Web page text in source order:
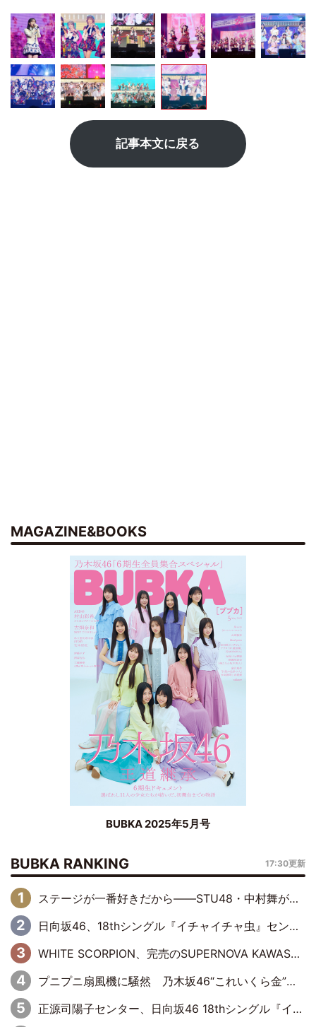
記事本文に戻る
MAGAZINE&BOOKS
BUBKA 2025年5月号
BUBKA RANKING 17:30更新
ステージが一番好きだから――STU48・中村舞が描く“これからの私”
日向坂46、18thシングル『イチャイチャ虫』センターは正源司陽子に決定& 佐藤優羽や平岡海月など、“ひなた坂46”からの選抜入りも注目！
WHITE SCORPION、完売のSUPERNOVA KAWASAKIで沸いた“着席型LIVE” 『BASE Live #16』昼公演リポート
プニプニ扇風機に騒然 乃木坂46“これいくら金”延長中は今回もわちゃわちゃ全開
正源司陽子センター、日向坂46 18thシングル『イチャイチャ虫』新ビジュアル公開